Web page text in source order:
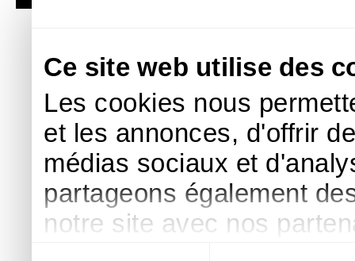
Ce site web utilise des
Les cookies nous
et les annonces, d'offrir
médias sociaux et
partageons également
notre site avec nos